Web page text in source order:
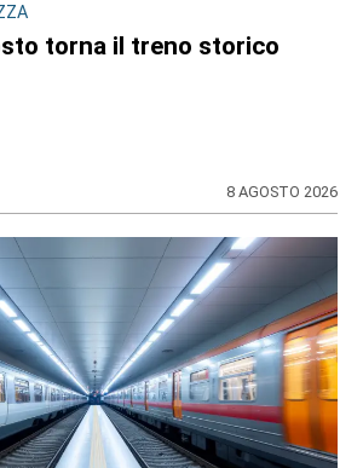
torna il treno storico
8 AGOSTO 2026